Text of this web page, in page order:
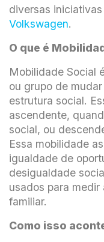
diversas
Volkswagen.
O que é
Mobilidade Social
ou grupo de
estrutura social.
ascendente,
social, ou
Essa mobilidade
igualdade de
desigualdade
usados para
familiar.
Como isso